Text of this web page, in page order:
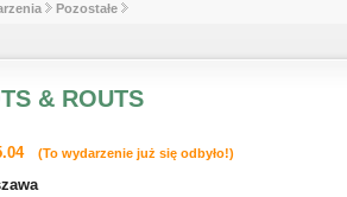
Pozostałe
& ROUTS
(To wydarzenie już się odbyło!)